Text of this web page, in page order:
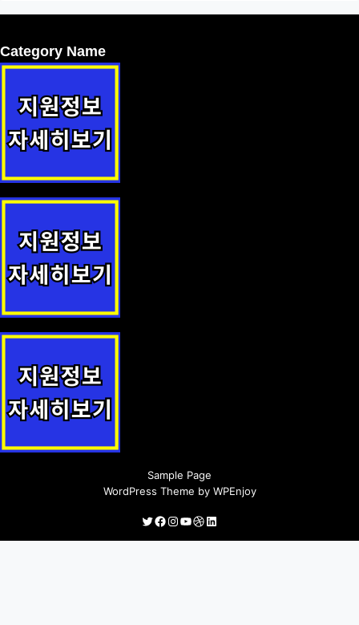
Category Name
Sample Page
WordPress Theme by WPEnjoy
Twitter
Facebook
Instagram
YouTube
Dribbble
LinkedIn